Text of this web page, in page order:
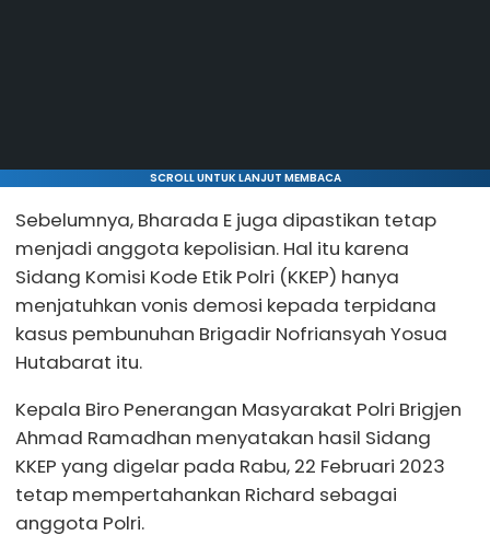
SCROLL UNTUK LANJUT MEMBACA
Sebelumnya, Bharada E juga dipastikan tetap
menjadi anggota kepolisian. Hal itu karena
Sidang Komisi Kode Etik Polri (KKEP) hanya
menjatuhkan vonis demosi kepada terpidana
kasus pembunuhan Brigadir Nofriansyah Yosua
Hutabarat itu.
Kepala Biro Penerangan Masyarakat Polri Brigjen
Ahmad Ramadhan menyatakan hasil Sidang
KKEP yang digelar pada Rabu, 22 Februari 2023
tetap mempertahankan Richard sebagai
anggota Polri.